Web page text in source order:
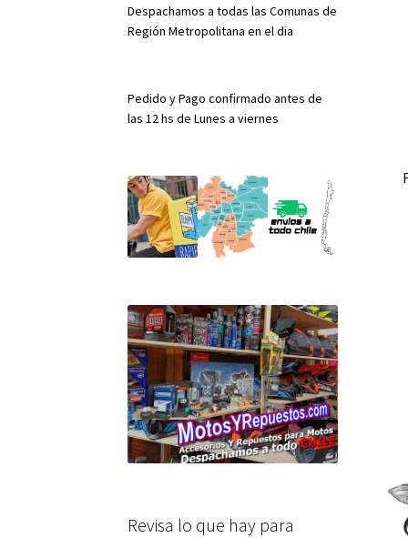
Despachamos a todas las Comunas de
Región Metropolitana en el dia
Pedido y Pago confirmado antes de
las 12 hs de Lunes a viernes
Revisa lo que hay para